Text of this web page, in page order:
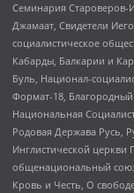
Семинария Староверов-
Джамаат, Свидетели
социалистическое
Кабарды, Балкарии и
Буль, Национал-
Формат-18,
Национальная
Родовая Держава Русь,
Инглистической церкви
общенациональный
Кровь и Честь, О